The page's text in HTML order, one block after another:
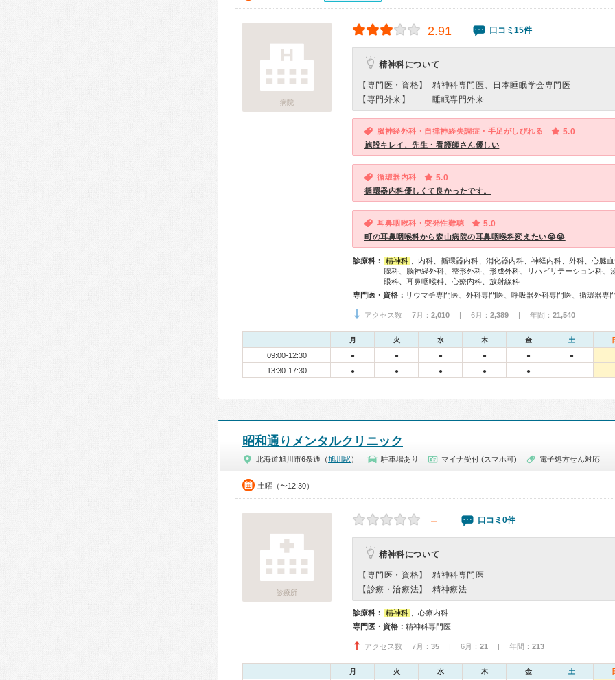
病院
2.91 口コミ15件
精神科について
【専門医・資格】
精神科専門医、日本睡眠学会専門医
【専門外来】
睡眠専門外来
脳神経外科・自律神経失調症・手足がしびれる 5.0
施設キレイ、先生・看護師さん優しい
循環器内科 5.0
循環器内科優しくて良かったです。
耳鼻咽喉科・突発性難聴 5.0
町の耳鼻咽喉科から森山病院の耳鼻咽喉科変えたい😭😭
診療科： 精神科
、内科、循環器内科、消化器内科、神経内科、外科、心臓
腺科、脳神経外科、整形外科、形成外科、リハビリテーション科、
眼科、耳鼻咽喉科、心療内科、放射線科
専門医・資格：
アクセス数 7月： 2,010 | 6月： 2,389 | 年間： 21,540
月 火 水 木 金 土
09:00-12:30 ● ● ● ● ● ●
13:30-17:30 ● ● ● ● ●
昭和通りメンタルクリニック
北海道旭川市6条通（旭川駅 ） 駐車場あり マイナ受付 (スマホ可) 電子処方せん対応
土曜（〜12:30）
診療所
－ 口コミ0件
精神科について
【専門医・資格】
精神科専門医
【診療・治療法】
精神療法
診療科： 精神科
、心療内科
専門医・資格： 精神科専門医
アクセス数 7月： 35 | 6月： 21 | 年間： 213
月 火 水 木 金 土